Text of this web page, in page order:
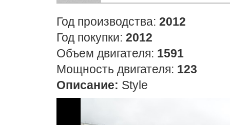
Год производства: 2012
Год покупки: 2012
Объем двигателя: 1591
Мощность двигателя: 123
Описание: Style